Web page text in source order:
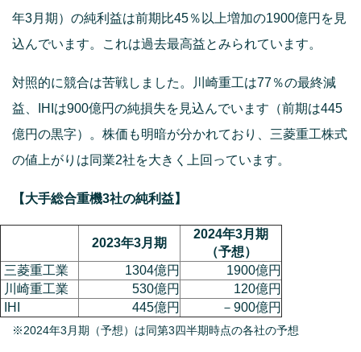
年3月期）の純利益は前期比45％以上増加の1900億円を見
込んでいます。これは過去最高益とみられています。
対照的に競合は苦戦しました。川崎重工は77％の最終減
益、IHIは900億円の純損失を見込んでいます（前期は445
億円の黒字）。株価も明暗が分かれており、三菱重工株式
の値上がりは同業2社を大きく上回っています。
【大手総合重機3社の純利益】
2023年3月期
2024年3月期
（予想）
三菱重工業
1304億円
1900億円
川崎重工業
530億円
120億円
IHI
445億円 －900億円
※2024年3月期（予想）は同第3四半期時点の各社の予想